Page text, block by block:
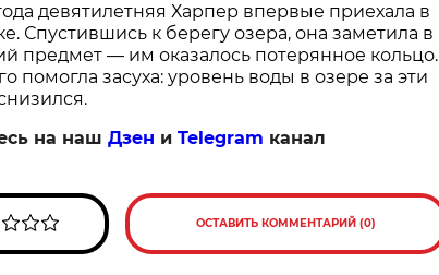
девятилетняя Харпер впервые приехала в
Спустившись к берегу озера, она заметила в
предмет — им оказалось потерянное кольцо.
помогла засуха: уровень воды в озере за эти
на наш Дзен и Telegram канал
ОСТАВИТЬ КОММЕНТАРИЙ (0)